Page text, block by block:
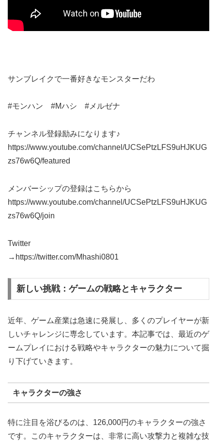
サンブレイクで一番好きなモンスターだわ
#モンハン #Mハシ #メルゼナ
チャンネル登録励みになります♪
https://www.youtube.com/channel/UCSePtzLFS9uHJKUG
zs76w6Q/featured
メンバーシップの登録はこちらから
https://www.youtube.com/channel/UCSePtzLFS9uHJKUG
zs76w6Q/join
Twitter
→https://twitter.com/Mhashi0801
新しい挑戦：ゲームの戦略とキャラクター
近年、ゲーム産業は急速に発展し、多くのプレイヤーが新
しいチャレンジに専念しています。本記事では、最近のゲ
ームプレイにおける戦略やキャラクターの魅力について掘
り下げていきます。
キャラクターの強さ
特に注目を浴びるのは、126,000円のキャラクターの強さ
です。このキャラクターは、非常に高い攻撃力と複雑な技